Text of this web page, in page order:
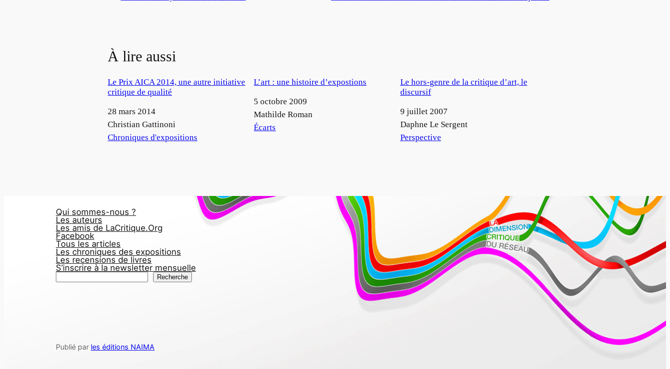
À lire aussi
Le Prix AICA 2014, une autre initiative
critique de qualité
Date
28 mars 2014
Auteur
Christian Gattinoni
Par rapport à
Chroniques d'expositions
L’art : une histoire d’expostions
Date
5 octobre 2009
Auteur
Mathilde Roman
Par rapport à
Écarts
Le hors-genre de la critique d’art, le
discursif
Date
9 juillet 2007
Auteur
Daphne Le Sergent
Par rapport à
Perspective
Qui sommes-nous ?
Les auteurs
Les amis de LaCritique.Org
Facebook
Tous les articles
Les chroniques des expositions
Les recensions de livres
S’inscrire à la newsletter mensuelle
r
Recherche
Publié par les éditions NAIMA